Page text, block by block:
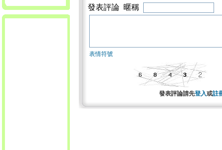
發表評論 暱稱
表情符號
發表評論請先登入或註